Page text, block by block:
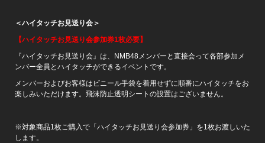
＜ハイタッチお見送り会＞
【ハイタッチお見送り会参加券1枚必要】
『ハイタッチお見送り会』は、NMB48メンバーと直接会って各部参加メ
ンバー全員とハイタッチができるイベントです。
メンバーおよびお客様はビニール手袋を着用せずに順番にハイタッチをお
楽しみいただけます。飛沫防止透明シートの設置はございません。
※対象商品1枚ご購入で「ハイタッチお見送り会参加券」を1枚お渡しいた
します。